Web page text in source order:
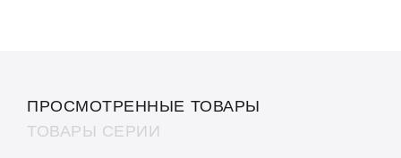
ПРОСМОТРЕННЫЕ ТОВАРЫ
ТОВАРЫ СЕРИИ